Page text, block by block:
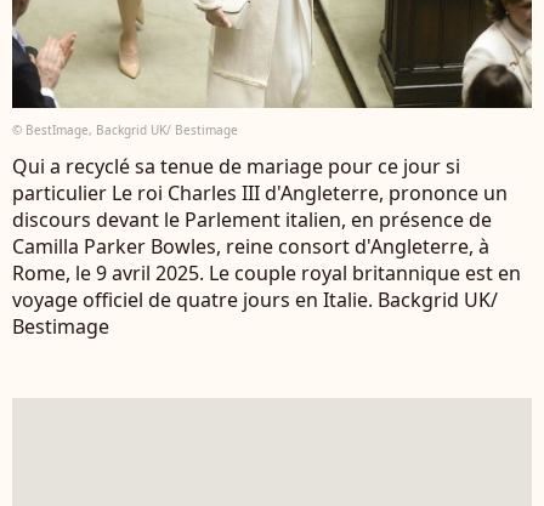
© BestImage, Backgrid UK/ Bestimage
Qui a recyclé sa tenue de mariage pour ce jour si
particulier Le roi Charles III d'Angleterre, prononce un
discours devant le Parlement italien, en présence de
Camilla Parker Bowles, reine consort d'Angleterre, à
Rome, le 9 avril 2025. Le couple royal britannique est en
voyage officiel de quatre jours en Italie. Backgrid UK/
Bestimage